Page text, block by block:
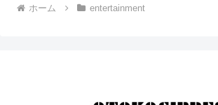
ホーム entertainment